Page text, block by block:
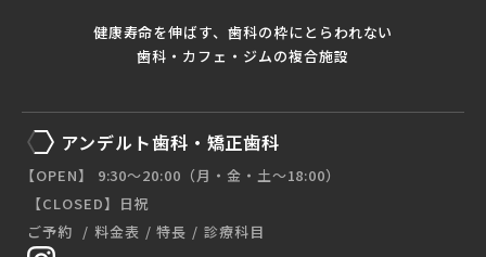
健康寿命を伸ばす、歯科の枠にとらわれない
歯科・カフェ・ジムの複合施設
アンデルト歯科・矯正歯科
【OPEN】 9:30〜20:00（月・金・土〜18:00）
【CLOSED】日祝
ご予約
料金表 特長 診療科目